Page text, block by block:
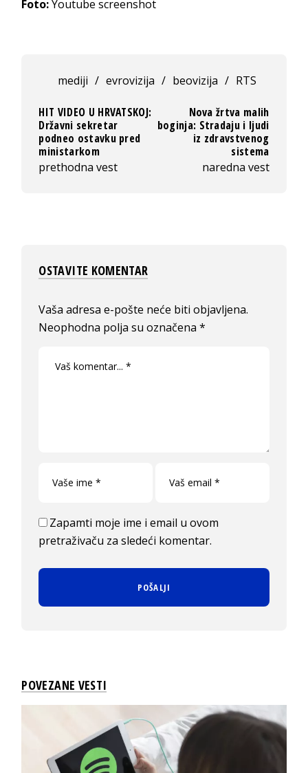
Foto:Youtube screenshot
mediji / evrovizija / beovizija / RTS
HIT VIDEO U HRVATSKOJ:
Državni sekretar
podneo ostavku pred
ministarkom
prethodna vest
Nova žrtva malih
boginja: Stradaju i ljudi
iz zdravstvenog
sistema
naredna vest
OSTAVITE KOMENTAR
Vaša adresa e-pošte neće biti objavljena.
Neophodna polja su označena*
Zapamti moje ime i email u ovom
pretraživaču za sledeći komentar.
POVEZANE VESTI